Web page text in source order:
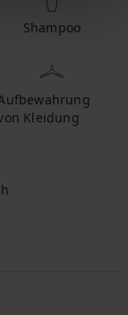
Shampoo
Kleidung